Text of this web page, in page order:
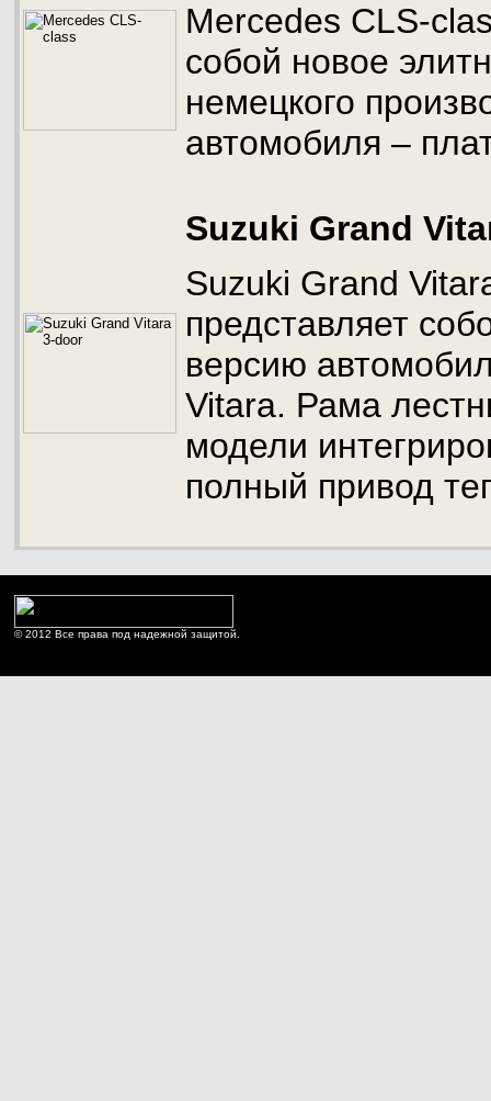
Mercedes CLS-
собой новое
немецкого
автомобиля –
Suzuki Grand
Suzuki Grand
представляет
версию
Vitara. Рама
модели
полный привод
© 2012 Все права под надежной защитой.